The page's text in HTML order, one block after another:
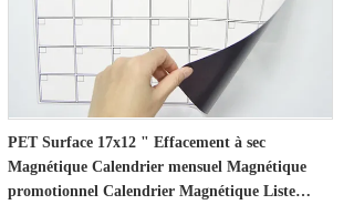
PET Surface 17x12 " Effacement à sec
Magnétique Calendrier mensuel Magnétique
promotionnel Calendrier Magnétique Liste